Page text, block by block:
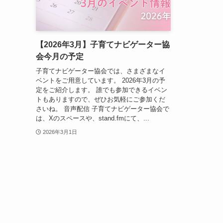
【2026年3月】子育てナビゲーター協
会今月の予定
子育てナビゲーター協会では、さまざまなイ
ベントをご用意しています。 2026年3月の予
定をご紹介します。 誰でも参加できるイベン
トもありますので、ぜひお気軽にご参加くだ
さいね。 音声配信 子育てナビゲーター協会で
は、Xのスペースや、stand.fmにて、...
2026年3月1日